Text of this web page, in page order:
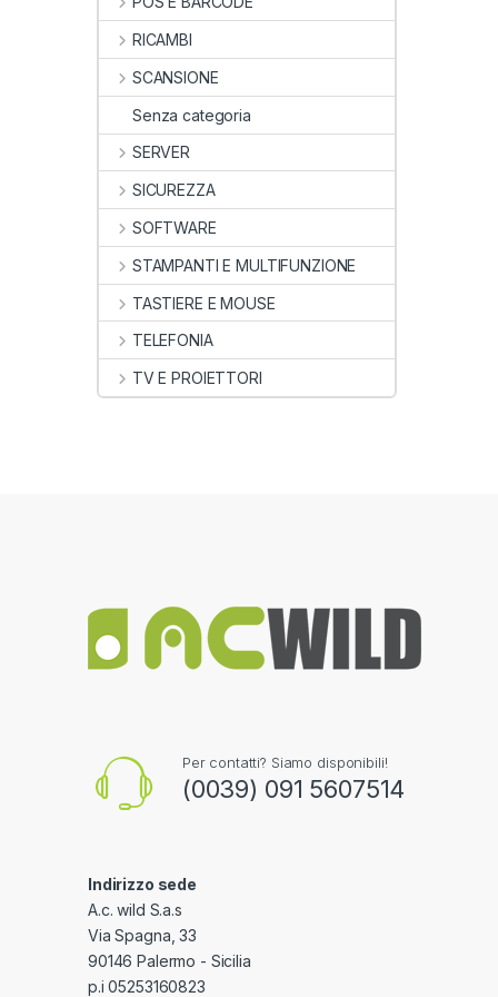
RICAMBI
SCANSIONE
Senza categoria
SERVER
SICUREZZA
SOFTWARE
STAMPANTI E MULTIFUNZIONE
TASTIERE E MOUSE
TELEFONIA
TV E PROIETTORI
Per contatti? Siamo disponibili!
(0039) 091 5607514
Indirizzo sede
A.c. wild S.a.s
Via Spagna, 33
90146 Palermo - Sicilia
p.i 05253160823